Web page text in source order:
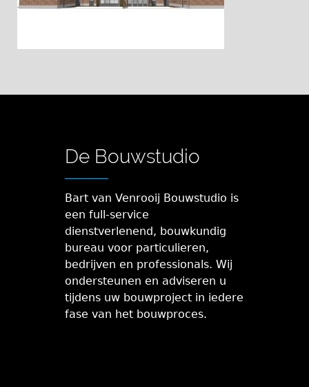
De Bouwstudio
Bart van Venrooij Bouwstudio is
een full-service
dienstverlenend, bouwkundig
bureau voor particulieren,
bedrijven en professionals. Wij
ondersteunen en adviseren u
tijdens uw bouwproject in iedere
fase van het bouwproces.